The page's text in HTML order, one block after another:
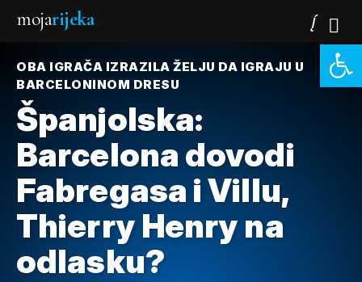
mojarijeka
OBA IGRAČA IZRAZILA ŽELJU DA IGRAJU U
BARCELONINOM DRESU
Španjolska:
Barcelona dovodi
Fabregasa i Villu,
Thierry Henry na
odlasku?